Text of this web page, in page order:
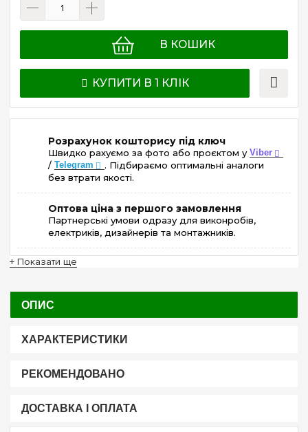
В КОШИК
КУПИТИ В 1 КЛІК
Розрахунок кошторису під ключ
Швидко рахуємо за фото або проєктом у Viber
/ Telegram
. Підбираємо оптимальні аналоги
без втрати якості.
Оптова ціна з першого замовлення
Партнерські умови одразу для виконробів,
електриків, дизайнерів та монтажників.
+ Показати ще
ОПИС
ХАРАКТЕРИСТИКИ
РЕКОМЕНДОВАНО
ДОСТАВКА І ОПЛАТА